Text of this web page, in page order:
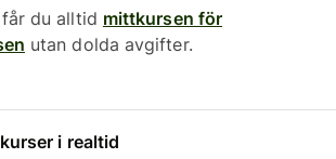
du alltid mittkursen för
utan dolda avgifter.
i realtid